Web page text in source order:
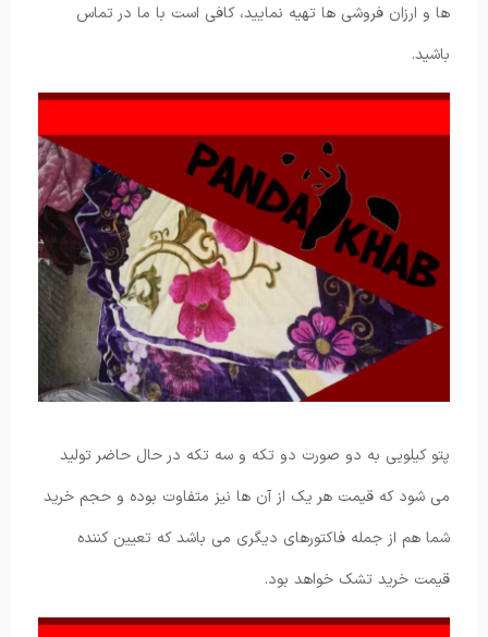
ها و ارزان فروشی ها تهیه نمایید، کافی است با ما در تماس
باشید.
پتو کیلویی به دو صورت دو تکه و سه تکه در حال حاضر تولید
می شود که قیمت هر یک از آن ها نیز متفاوت بوده و حجم خرید
شما هم از جمله فاکتورهای دیگری می باشد که تعیین کننده
قیمت خرید تشک خواهد بود.